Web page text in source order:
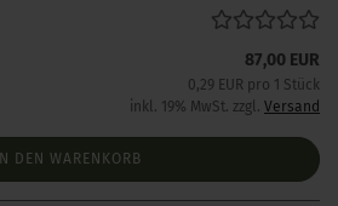
87,00 EUR
0,29 EUR pro 1 Stück
inkl. 19% MwSt. zzgl. Versand
IN DEN WARENKORB